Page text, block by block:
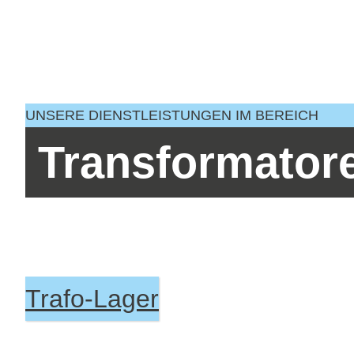
UNSERE DIENSTLEISTUNGEN IM BEREICH
Trafo-Lager